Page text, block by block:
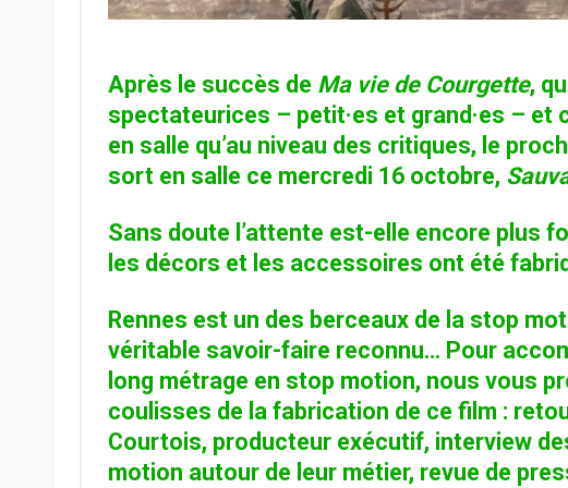
Après le succès de Ma vie de Courgette,
spectateurices – petit·es et grand·es –
en salle qu’au niveau des critiques, le
sort en salle ce mercredi 16 octobre,
Sans doute l’attente est-elle encore plus
les décors et les accessoires ont été
Rennes est un des berceaux de la stop
véritable savoir-faire reconnu… Pour
long métrage en stop motion, nous vous
coulisses de la fabrication de ce film :
Courtois, producteur exécutif, interview
motion autour de leur métier, revue de